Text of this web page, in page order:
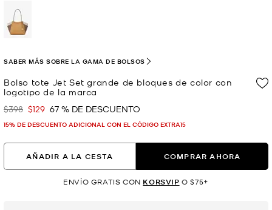
Bolso tote Jet Set grande de bloques de color con
logotipo de la marca
Era
$398 Ahora
$129 67 % DE DESCUENTO
15% DE DESCUENTO ADICIONAL CON EL CÓDIGO EXTRA15
SABER MÁS SOBRE LA GAMA DE BOLSOS
AÑADIR A LA CESTA COMPRAR AHORA
ENVÍO GRATIS CON KORSVIP O $75+